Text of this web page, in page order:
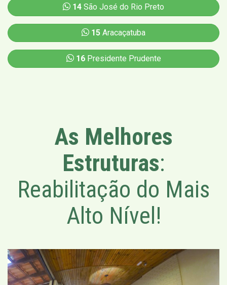
14 São José do Rio Preto
15 Aracaçatuba
16Presidente Prudente
As Melhores
Estruturas:
Reabilitação do Mais
Alto Nível!